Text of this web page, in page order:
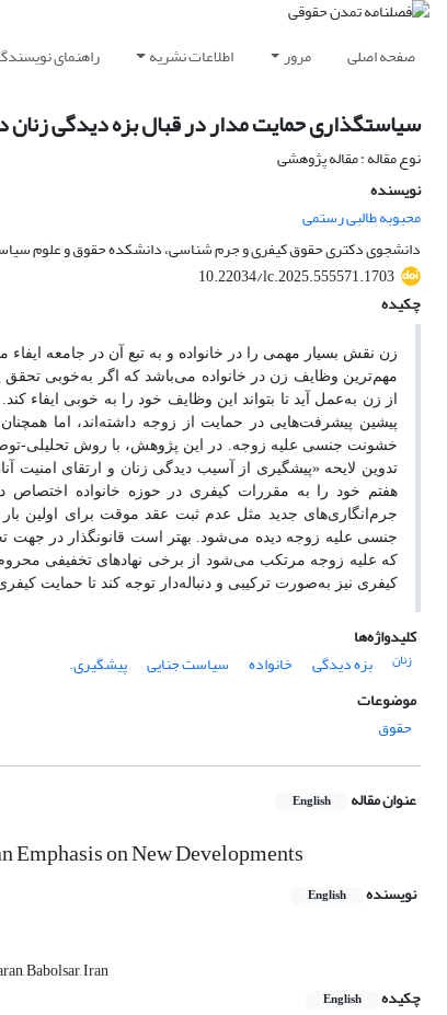
صفحه اصلی مرور اطلاعات نشریه راهنمای
سیاستگذاری حمایت مدار در قبال بزه دیدگی زنان
نوع مقاله : مقاله پژوهشی
نویسنده
محبوبه طالبی رستمی
دانشجوی دکتری حقوق کیفری و جرم شناسی، دانشکده حقوق و علوم
10.22034/lc.2025.555571.1703
چکیده
زن نقش بسیار مهمی را در خانواده و به تبع آن در جامعه
مهم‌ترین وظایف زن در خانواده می‌باشد که اگر به‌خوبی تحقق
پیشین پیشرفت‌هایی در حمایت از زوجه داشته‌اند، اما
خشونت جنسی علیه زوجه. در این پژوهش، با روش تحلیلی-
هفتم خود را به مقررات کیفری در حوزه‌ خانواده اختصاص
جرم‌انگاری‌های جدید مثل عدم ثبت عقد موقت برای اولین
جنسی علیه زوجه دیده می‌شود. بهتر است قانونگذار در جهت
که علیه زوجه مرتکب می‌شود از برخی نهادهای تخفیفی
کیفری نیز به‌صورت ترکیبی و دنباله‌دار توجه کند تا حمایت
کلیدواژه‌ها
زنان بزه دیدگی خانواده سیاست جنایی
پیشگیری.
موضوعات
حقوق
عنوان مقاله English
on New Developments
نویسنده English
Babolsar, Iran
چکیده
English